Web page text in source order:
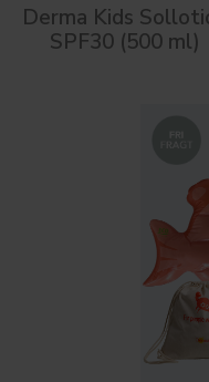
Derma Kids
SPF30 (500 ml)